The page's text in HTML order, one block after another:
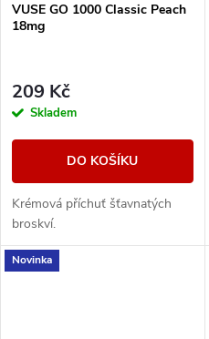
VUSE GO 1000 Classic Peach
18mg
209 Kč
Skladem
DO KOŠÍKU
Krémová příchuť šťavnatých
broskví.
Novinka